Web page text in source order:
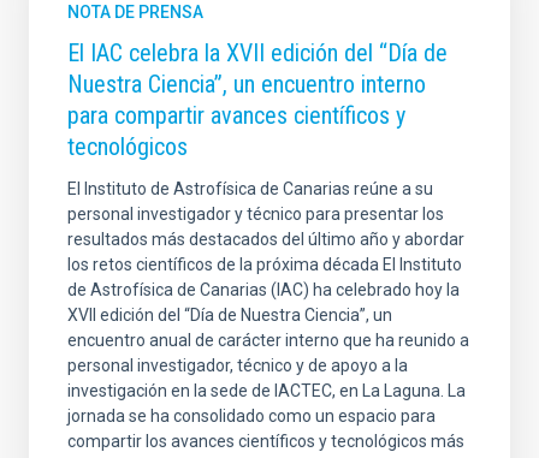
NOTA DE PRENSA
El IAC celebra la XVII edición del “Día de
Nuestra Ciencia”, un encuentro interno
para compartir avances científicos y
tecnológicos
El Instituto de Astrofísica de Canarias reúne a su
personal investigador y técnico para presentar los
resultados más destacados del último año y abordar
los retos científicos de la próxima década El Instituto
de Astrofísica de Canarias (IAC) ha celebrado hoy la
XVII edición del “Día de Nuestra Ciencia”, un
encuentro anual de carácter interno que ha reunido a
personal investigador, técnico y de apoyo a la
investigación en la sede de IACTEC, en La Laguna. La
jornada se ha consolidado como un espacio para
compartir los avances científicos y tecnológicos más